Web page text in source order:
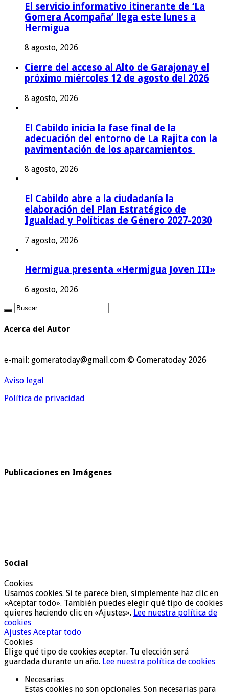
El servicio informativo itinerante de ‘La
Gomera Acompaña’ llega este lunes a
Hermigua
8 agosto, 2026
Cierre del acceso al Alto de Garajonay el
próximo miércoles 12 de agosto del 2026
8 agosto, 2026
El Cabildo inicia la fase final de la
adecuación del entorno de La Rajita con la
pavimentación de los aparcamientos
8 agosto, 2026
El Cabildo abre a la ciudadanía la
elaboración del Plan Estratégico de
Igualdad y Políticas de Género 2027-2030
7 agosto, 2026
Hermigua presenta «Hermigua Joven III»
6 agosto, 2026
Acerca del Autor
e-mail: gomeratoday@gmail.com © Gomeratoday 2026
Aviso legal
Política de privacidad
Publicaciones en Imágenes
Social
Cookies
Usamos cookies. Si te parece bien, simplemente haz clic en
«Aceptar todo». También puedes elegir qué tipo de cookies
quieres haciendo clic en «Ajustes». Lee nuestra política de
cookies
Ajustes Aceptar todo
Cookies
Elige qué tipo de cookies aceptar. Tu elección será
guardada durante un año. Lee nuestra política de cookies
Necesarias
Estas cookies no son opcionales. Son necesarias para